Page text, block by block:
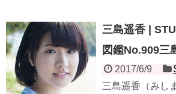
三島遥香 |
図鑑No.909三
2017/6/9
三島遥香（みし